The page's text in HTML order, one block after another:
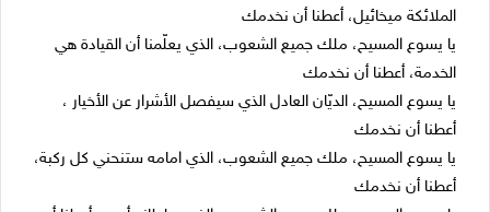
الملائكة ميخائيل، أعطنا أن نخدمك
يا يسوع المسيح، ملك جميع الشعوب، الذي يعلّمنا أن القيادة هي
الخدمة، أعطنا أن نخدمك
يا يسوع المسيح، الديّان العادل الذي سيفصل الأشرار عن الأخيار ،
أعطنا أن نخدمك
يا يسوع المسيح، ملك جميع الشعوب، الذي امامه ستنحني كل ركبة،
أعطنا أن نخدمك